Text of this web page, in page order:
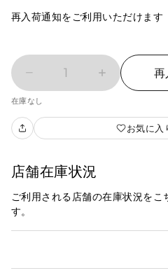
再入荷通知をご利用いただけます
1 再
在庫なし
お気に入
店舗在庫状況
ご利用される店舗の在庫状況をこ
す。